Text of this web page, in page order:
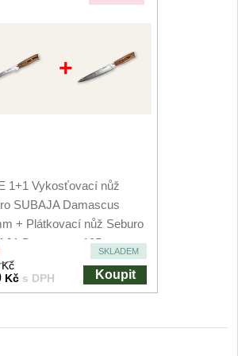
+
1+1 Vykosťovací nůž
SUBAJA Damascus
+ Plátkovací nůž Seburo
Damascus 195mm
SKLADEM
Kč s DPH Koupit